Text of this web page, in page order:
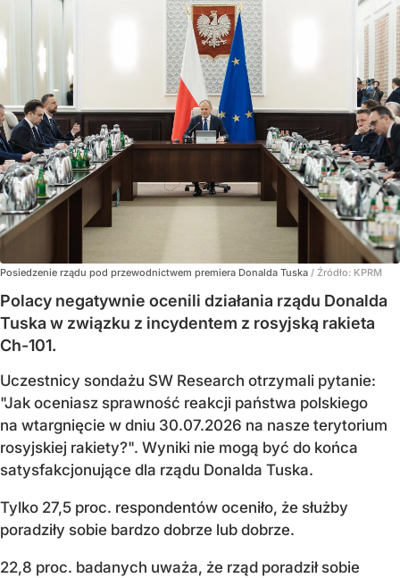
Posiedzenie rządu pod przewodnictwem premiera Donalda Tuska / Źródło: KPRM
Polacy negatywnie ocenili działania rządu Donalda
Tuska w związku z incydentem z rosyjską rakieta
Ch-101.
Uczestnicy sondażu SW Research otrzymali pytanie:
"Jak oceniasz sprawność reakcji państwa polskiego
na wtargnięcie w dniu 30.07.2026 na nasze terytorium
rosyjskiej rakiety?". Wyniki nie mogą być do końca
satysfakcjonujące dla rządu Donalda Tuska.
Tylko 27,5 proc. respondentów oceniło, że służby
poradziły sobie bardzo dobrze lub dobrze.
22,8 proc. badanych uważa, że rząd poradził sobie